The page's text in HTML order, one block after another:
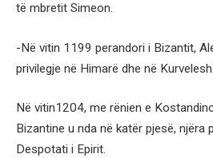
të mbretit Simeon.
-Në vitin 1199 perandori i Bizantit,
privilegje në Himarë dhe në Kurvelesh.
Në vitin1204, me rënien e
Bizantine u nda në katër pjesë, njëra
Despotati i Epirit.